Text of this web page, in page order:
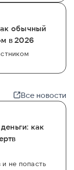
обычный
в 2026
Все новости
как
и не попасть